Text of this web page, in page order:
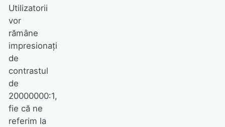
Utilizatorii
vor
rămâne
impresionați
de
contrastul
de
20000000:1,
fie că ne
referim la